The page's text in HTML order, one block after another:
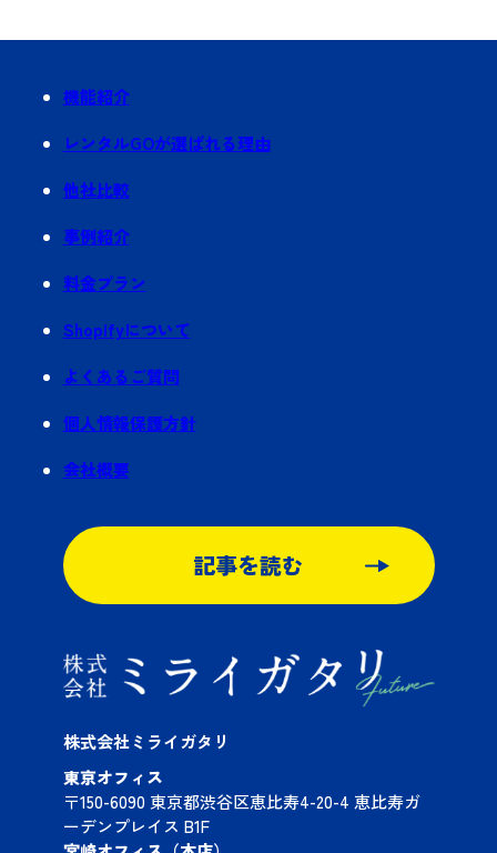
機能紹介
レンタルGOが選ばれる理由
他社比較
事例紹介
料金プラン
Shopifyについて
よくあるご質問
個人情報保護方針
会社概要
記事を読む
株式会社ミライガタリ
東京オフィス
〒150-6090 東京都渋谷区恵比寿4-20-4 恵比寿ガ
ーデンプレイス B1F